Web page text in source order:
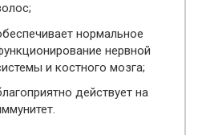
нормальное
нервной
и костного мозга;
действует на